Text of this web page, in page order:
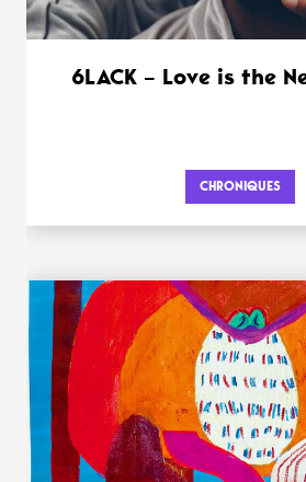
6LACK – Love is the
CHRONIQUES